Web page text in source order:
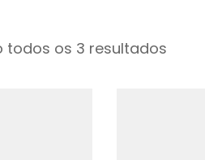
todos os 3 resultados